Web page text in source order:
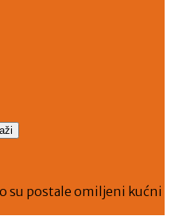
su postale omiljeni kućni